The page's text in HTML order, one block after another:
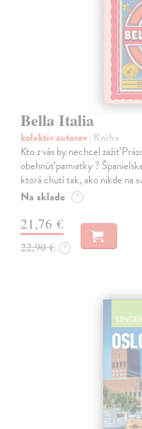
Bella Italia
kolektív autorov| Kniha
Kto z vás by nechcel zažiť
obehnúť pamiatky ?
ktorá chutí tak, ako nikde na
Na sklade ?
21,76 €
22,90 € ?